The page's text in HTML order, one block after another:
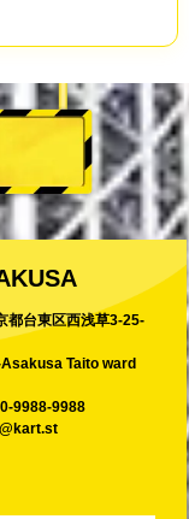
都台東区西浅草3-25-
Taito ward
9988-9988